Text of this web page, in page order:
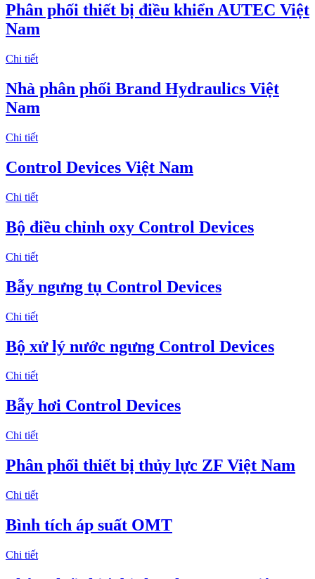
Phân phối thiết bị điều khiển AUTEC Việt
Nam
Chi tiết
Nhà phân phối Brand Hydraulics Việt
Nam
Chi tiết
Control Devices Việt Nam
Chi tiết
Bộ điều chỉnh oxy Control Devices
Chi tiết
Bẫy ngưng tụ Control Devices
Chi tiết
Bộ xử lý nước ngưng Control Devices
Chi tiết
Bẫy hơi Control Devices
Chi tiết
Phân phối thiết bị thủy lực ZF Việt Nam
Chi tiết
Bình tích áp suất OMT
Chi tiết